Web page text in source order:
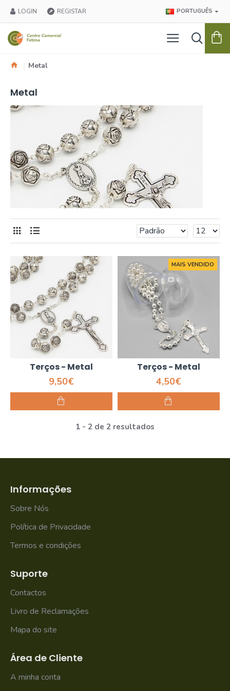
LOGIN REGISTAR PORTUGUÊS
Metal
Metal
Terços - Metal
9,50€
MAIS VENDIDO
Terços - Metal
4,50€
1 - 2 de 2 resultados
Informações
Sobre Nós
Política de Privacidade
Termos e condições
Suporte
Contactos
Livro de Reclamações
Mapa do site
Área de Cliente
A minha conta